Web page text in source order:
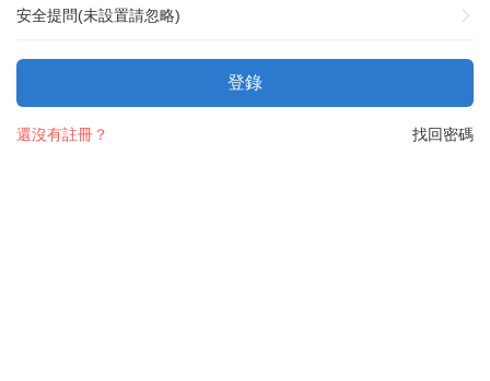
安全提問(未設置請忽略)
登錄
找回密碼
還沒有註冊？